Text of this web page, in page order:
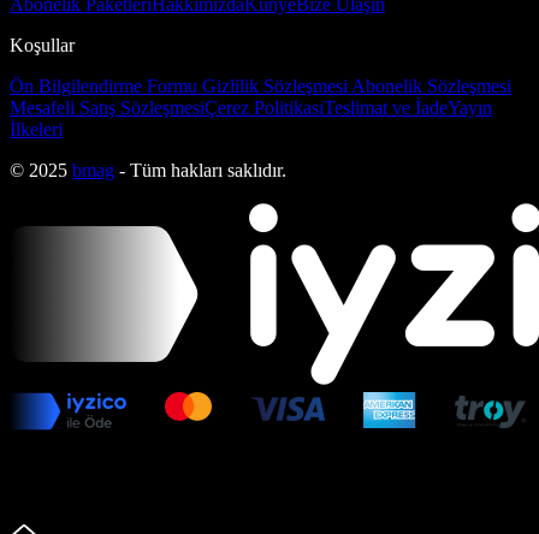
Abonelik PaketleriHakkımızdaKünyeBize Ulaşın
Koşullar
Ön Bilgilendirme Formu Gizlilik Sözleşmesi Abonelik Sözleşmesi
Mesafeli Satış SözleşmesiÇerez PolitikasıTeslimat ve İadeYayın
İlkeleri
© 2025 bmag - Tüm hakları saklıdır.